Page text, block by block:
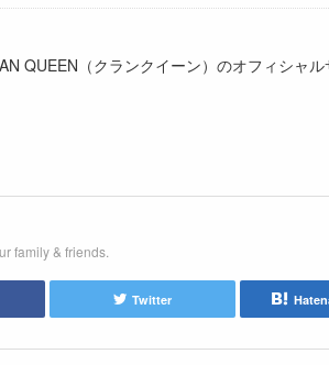
QUEEN（クランクイーン）のオフィシャル
family & friends.
Twitter